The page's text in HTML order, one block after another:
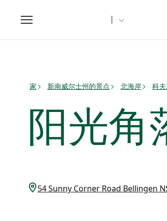
Toggle
navigation
家 新南威尔士州的景点 北海岸 科
阳光角
54 Sunny Corner Road Bellingen